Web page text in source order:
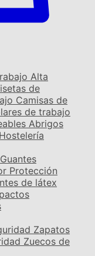
Alta
de
Camisas de
de trabajo
Abrigos
Hostelería
Guantes
Protección
de látex
Zapatos
Zuecos de